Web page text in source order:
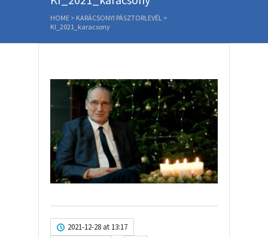
HOME > KARÁCSONYI PÁSZTORLEVÉL >
KI_2021_karacsony
2021-12-28 at 13:17